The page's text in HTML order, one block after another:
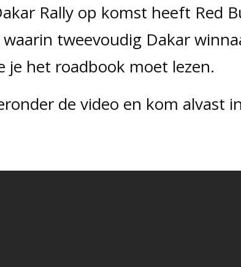
Rally op komst heeft Red
tweevoudig Dakar
je het roadbook moet lezen.
de video en kom alvast